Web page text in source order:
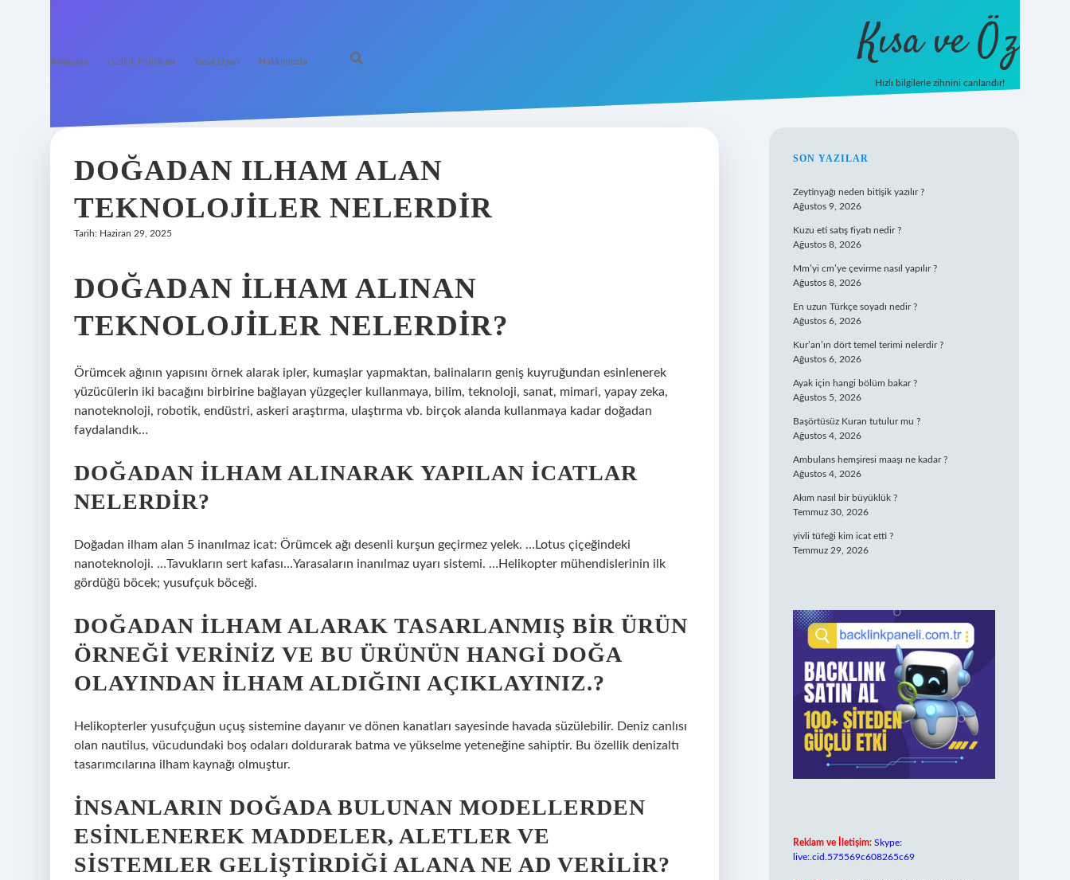
Anasayfa Gizlilik Politikası Yasal Uyarı Hakkımızda Kısa ve Öz
Hızlı bilgilerle zihnini canlandır!
DOĞADAN ILHAM ALAN
TEKNOLOJILER NELERDIR
Tarih: Haziran 29, 2025
DOĞADAN ILHAM ALINAN
TEKNOLOJILER NELERDIR?
Örümcek ağının yapısını örnek alarak ipler, kumaşlar yapmaktan, balinaların geniş kuyruğundan esinlenerek
yüzücülerin iki bacağını birbirine bağlayan yüzgeçler kullanmaya, bilim, teknoloji, sanat, mimari, yapay zeka,
nanoteknoloji, robotik, endüstri, askeri araştırma, ulaştırma vb. birçok alanda kullanmaya kadar doğadan
faydalandık…
DOĞADAN ILHAM ALINARAK YAPILAN ICATLAR
NELERDIR?
Doğadan ilham alan 5 inanılmaz icat: Örümcek ağı desenli kurşun geçirmez yelek. …Lotus çiçeğindeki
nanoteknoloji. …Tavukların sert kafası…Yarasaların inanılmaz uyarı sistemi. …Helikopter mühendislerinin ilk
gördüğü böcek; yusufçuk böceği.
DOĞADAN ILHAM ALARAK TASARLANMIŞ BIR ÜRÜN
ÖRNEĞI VERINIZ VE BU ÜRÜNÜN HANGI DOĞA
OLAYINDAN ILHAM ALDIĞINI AÇIKLAYINIZ.?
Helikopterler yusufçuğun uçuş sistemine dayanır ve dönen kanatları sayesinde havada süzülebilir. Deniz canlısı
olan nautilus, vücudundaki boş odaları doldurarak batma ve yükselme yeteneğine sahiptir. Bu özellik denizaltı
tasarımcılarına ilham kaynağı olmuştur.
İNSANLARIN DOĞADA BULUNAN MODELLERDEN
ESINLENEREK MADDELER, ALETLER VE
SISTEMLER GELIŞTIRDIĞI ALANA NE AD VERILIR?
SIDEBAR
SON YAZILAR
Zeytinyağı neden bitişik yazılır ?
Ağustos 9, 2026
Kuzu eti satış fiyatı nedir ?
Ağustos 8, 2026
Mm’yi cm’ye çevirme nasıl yapılır ?
Ağustos 8, 2026
En uzun Türkçe soyadı nedir ?
Ağustos 6, 2026
Kur’an’ın dört temel terimi nelerdir ?
Ağustos 6, 2026
Ayak için hangi bölüm bakar ?
Ağustos 5, 2026
Başörtüsüz Kuran tutulur mu ?
Ağustos 4, 2026
Ambulans hemşiresi maaşı ne kadar ?
Ağustos 4, 2026
Akım nasıl bir büyüklük ?
Temmuz 30, 2026
yivli tüfeği kim icat etti ?
Temmuz 29, 2026
Reklam ve İletişim: Skype:
live:.cid.575569c608265c69